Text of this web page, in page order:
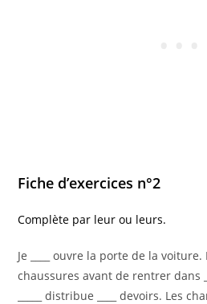
Fiche d’exercices n°2
Complète par leur ou leurs.
Je ____ ouvre la porte de la voiture.
chaussures avant de rentrer dans
_____ distribue ____ devoirs. Les